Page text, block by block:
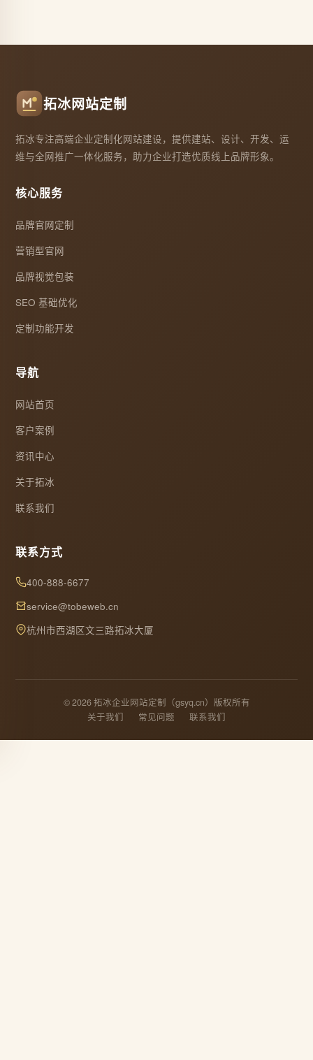
拓冰网站定制
拓冰专注高端企业定制化网站建设，提供建站、设计、开发、运
维与全网推广一体化服务，助力企业打造优质线上品牌形象。
核心服务
品牌官网定制
营销型官网
品牌视觉包装
SEO 基础优化
定制功能开发
导航
网站首页
客户案例
资讯中心
关于拓冰
联系我们
联系方式
400-888-6677
service@tobeweb.cn
杭州市西湖区文三路拓冰大厦
© 2026 拓冰企业网站定制（gsyq.cn）版权所有
关于我们
常见问题 联系我们